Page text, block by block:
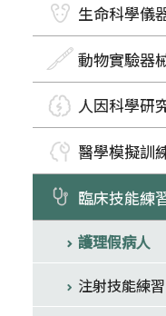
生命科學儀
動物實驗器
人因科學研
醫學模擬訓
臨床技能練
護理假病人
注射技能練習